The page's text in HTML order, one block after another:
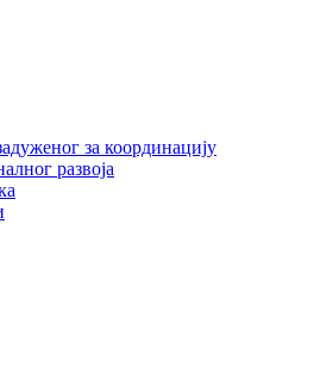
за координацију
развоја